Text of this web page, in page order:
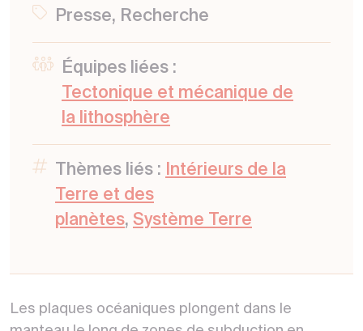
Presse, Recherche
Équipes liées :
Tectonique et mécanique de
la lithosphère
Thèmes liés :
Intérieurs de la
Terre et des
planètes, Système Terre
Les plaques océaniques plongent dans le